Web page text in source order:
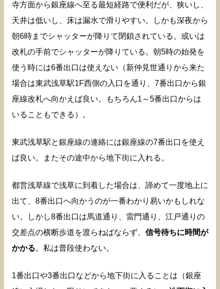
寺方面から銀座線へ至る最短経路で便利だが、狭いし、
天井は低いし、床は漏水で滑りやすい。しかも深夜から
朝6時までシャッターが降りて閉鎖されている。或いは
改札の手前でシャッターが降りている。朝5時の始発を
使う時には6番出口は使えない（新仲見世通りから来た
場合は東武浅草駅1F西側の入口を通り、7番出口から銀
座線改札へ向かえば良い。もちろん1～5番出口からは
いることもできる）。
東武浅草駅と銀座線の連絡には銀座線の7番出口を使え
ば良い。またその途中から地下街に入れる。
都営浅草線で浅草に到着した場合は、諦めて一度地上に
出て、8番出口へ向かうのが一番わかり易いかもしれな
い。しかし8番出口は馬道通り、雷門通り、江戸通りの
交差点の横断歩道を渡らねばならず、 信号待ちに時間が
かかる。私は普段使わない。
1番出口や3番出口などから地下街に入ることは（銀座